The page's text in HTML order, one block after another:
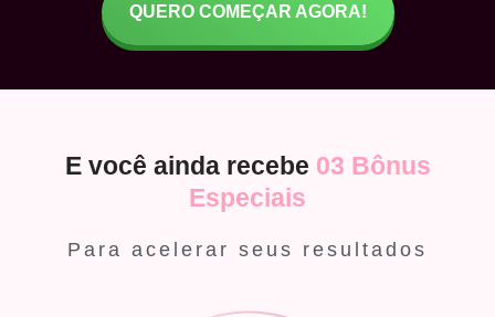
QUERO COMEÇAR AGORA!
E você ainda recebe 03 Bônus
Especiais
Para acelerar seus resultados